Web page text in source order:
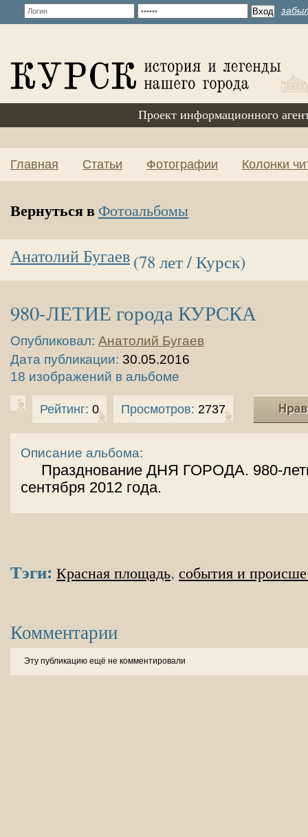
Проект информационного
Главная Статьи Фотографии Колонки
Вернуться в Фотоальбомы
Анатолий Бугаев(78 лет / Курск)
980-ЛЕТИЕ города КУРСКА
Опубликовал: Анатолий Бугаев
Дата публикации: 30.05.2016
18 изображений в альбоме
Рейтинг: 0 Просмотров: 2737
Описание альбома:
Празднование ДНЯ ГОРОДА. 980-
сентября 2012 года.
Тэги: Красная площадь, события и
Комментарии
Эту публикацию ещё не комментировали